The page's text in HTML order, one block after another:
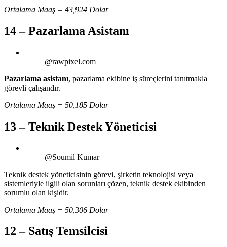
Ortalama Maaş = 43,924 Dolar
14 – Pazarlama Asistanı
@rawpixel.com
Pazarlama asistanı, pazarlama ekibine iş süreçlerini tanıtmakla
görevli çalışandır.
Ortalama Maaş = 50,185 Dolar
13 – Teknik Destek Yöneticisi
@Soumil Kumar
Teknik destek yöneticisinin görevi, şirketin teknolojisi veya
sistemleriyle ilgili olan sorunları çözen, teknik destek ekibinden
sorumlu olan kişidir.
Ortalama Maaş = 50,306 Dolar
12 – Satış Temsilcisi